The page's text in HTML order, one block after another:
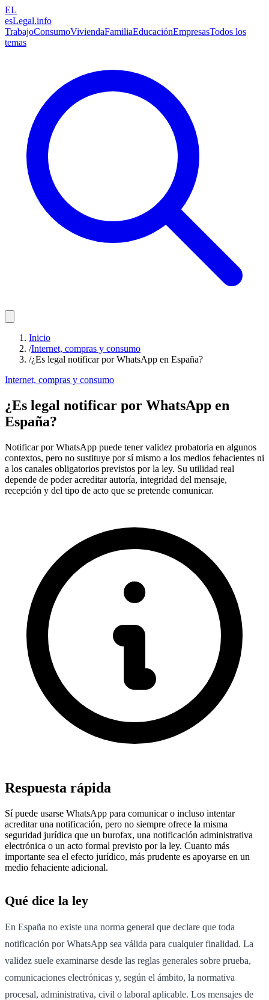
EL
esLegal.info
TrabajoConsumoViviendaFamiliaEducaciónEmpresasTodos los
temas
Inicio
/Internet, compras y consumo
/¿Es legal notificar por WhatsApp en España?
Internet, compras y consumo
¿Es legal notificar por WhatsApp en
España?
Notificar por WhatsApp puede tener validez probatoria en algunos
contextos, pero no sustituye por sí mismo a los medios fehacientes ni
a los canales obligatorios previstos por la ley. Su utilidad real
depende de poder acreditar autoría, integridad del mensaje,
recepción y del tipo de acto que se pretende comunicar.
Respuesta rápida
Sí puede usarse WhatsApp para comunicar o incluso intentar
acreditar una notificación, pero no siempre ofrece la misma
seguridad jurídica que un burofax, una notificación administrativa
electrónica o un acto formal previsto por la ley. Cuanto más
importante sea el efecto jurídico, más prudente es apoyarse en un
medio fehaciente adicional.
Qué dice la ley
En España no existe una norma general que declare que toda
notificación por WhatsApp sea válida para cualquier finalidad. La
validez suele examinarse desde las reglas generales sobre prueba,
comunicaciones electrónicas y, según el ámbito, la normativa
procesal, administrativa, civil o laboral aplicable. Los mensajes de